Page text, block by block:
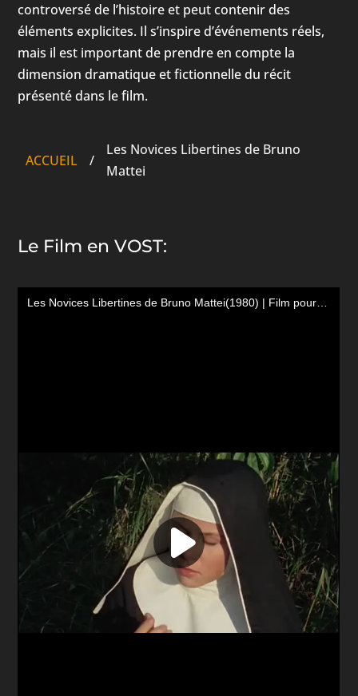
controversé de l’histoire et peut contenir des
éléments explicites. Il s’inspire d’événements réels,
mais il est important de prendre en compte la
dimension dramatique et fictionnelle du récit
présenté dans le film.
ACCUEIL /
Les Novices Libertines de Bruno
Mattei
Le Film en VOST: